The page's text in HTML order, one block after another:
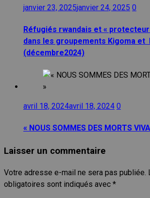
janvier 23, 2025janvier 24, 2025 0
Réfugiés rwandais et «
dans les groupements Kigoma et
(décembre2024)
avril 18, 2024avril 18, 2024 0
« NOUS SOMMES DES MORTS
Laisser un commentaire
Votre adresse e-mail ne sera pas publiée.
obligatoires sont indiqués avec *